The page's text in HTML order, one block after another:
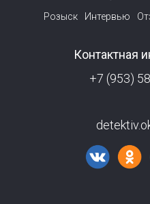
Интервью
Розыск
+7 (953)
Контактная